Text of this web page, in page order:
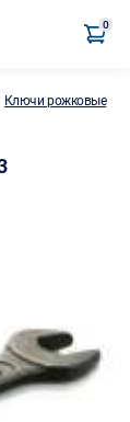
0
Ключи рожковые